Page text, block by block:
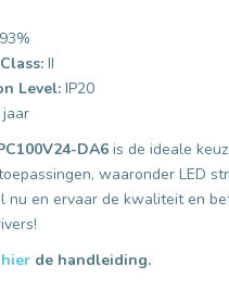
93%
II
Level: IP20
jaar
DA6 is de ideale
waaronder LED
nu en ervaar de kwaliteit en
hier de handleiding.